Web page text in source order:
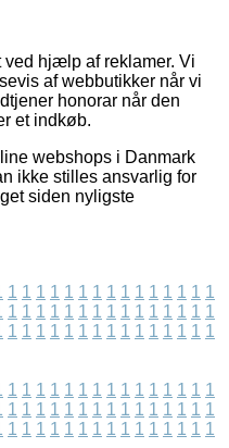
ved hjælp af reklamer. Vi
af webbutikker når vi
honorar når den
et indkøb.
webshops i Danmark
ikke stilles ansvarlig for
siden nyligste
1 1 1 1 1 1 1 1 1 1 1 1 1 1 1
1 1 1 1 1 1 1 1 1 1 1 1 1 1 1
1 1 1 1 1 1 1 1 1 1 1 1 1 1 1
1 1 1 1 1 1 1 1 1 1 1 1 1 1 1
1 1 1 1 1 1 1 1 1 1 1 1 1 1 1
1 1 1 1 1 1 1 1 1 1 1 1 1 1 1